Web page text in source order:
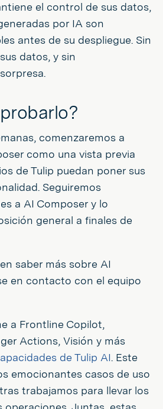
el control de sus datos,
por IA son
antes de su despliegue. Sin
datos, y sin
comenzaremos a
como una vista previa
de Tulip puedan poner sus
Seguiremos
a AI Composer y lo
general a finales de
saber más sobre AI
en contacto con el equipo
a Frontline Copilot,
Actions, Visión y más
de Tulip AI. Este
emocionantes casos de uso
trabajamos para llevar los